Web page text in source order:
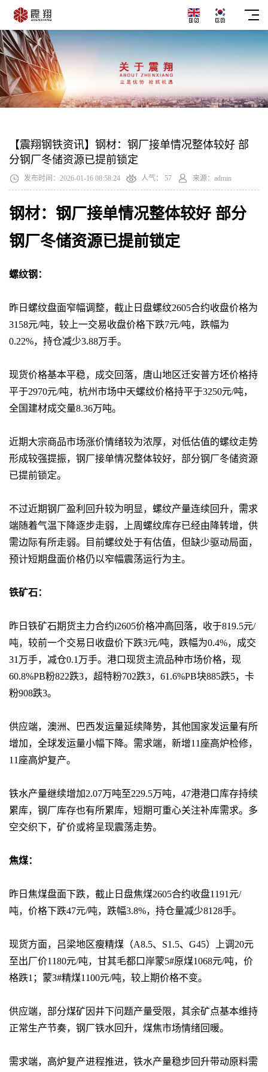
【震翔钢铁资讯】钢材：钢厂接单情况整体较好 部
分钢厂冬储资源已提前锁定
发布时间：2026-01-16 08:58:24 人气： 57 来源：admin
钢材：钢厂接单情况整体较好 部分
钢厂冬储资源已提前锁定
螺纹钢：
昨日螺纹盘面窄幅调整，截止日盘螺纹2605合约收盘价格为
3158元/吨，较上一交易收盘价格下跌7元/吨，跌幅为
0.22%，持仓减少3.88万手。
现货价格基本平稳，成交回落，唐山地区迁安普方坯价格持
平于2970元/吨，杭州市场中天螺纹价格持平于3250元/吨，
全国建材成交量8.36万吨。
近期大宗商品市场涨价情绪较为浓厚，对低估值的螺纹走势
形成较强提振，钢厂接单情况整体较好，部分钢厂冬储资源
已提前锁定。
不过近期钢厂盈利回升较为明显，螺纹产量连续回升，需求
端随着气温下降逐步走弱，上周螺纹库存已经由降转增，供
需边际有所走弱。目前螺纹处于有估值，但缺少驱动局面，
预计短期盘面价格仍以窄幅震荡运行为主。
铁矿石：
昨日铁矿石期货主力合约i2605价格冲高回落，收于819.5元/
吨，较前一个交易日收盘价下跌3元/吨，跌幅为0.4%，成交
31万手，减仓0.1万手。港口现货主流品种市场价格，现
60.8%PB粉822跌3，超特粉702跌3，61.6%PB块885跌5，卡
粉908跌3。
供应端，澳洲、巴西发运量延续降势，其他国家发运量有所
增加，全球发运量小幅下降。需求端，新增11座高炉检修，
11座高炉复产。
铁水产量继续增加2.07万吨至229.5万吨，47港港口库存持续
累库，钢厂库存也有所累库，短期可重心关注补库需求。多
空交织下，矿价或将呈现震荡走势。
焦煤：
昨日焦煤盘面下跌，截止日盘焦煤2605合约收盘1191元/
吨，价格下跌47元/吨，跌幅3.8%，持仓量减少8128手。
现货方面，吕梁地区瘦精煤（A8.5、S1.5、G45）上调20元
至出厂价1180元/吨，甘其毛都口岸蒙5#原煤1068元/吨，价
格跌1；蒙3#精煤1100元/吨，较上期价格不变。
供应端，部分煤矿因井下问题产量受限，其余矿点基本维持
正常生产节奏，钢厂铁水回升，煤焦市场情绪回暖。
需求端，高炉复产进程推进，铁水产量稳步回升带动原料需